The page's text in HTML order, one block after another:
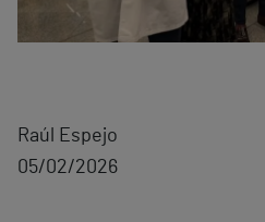
Raúl Espejo
05/02/2026